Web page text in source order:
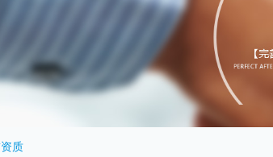
质